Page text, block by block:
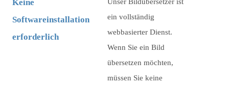
Keine
Softwareinstallation
erforderlich
ein vollständig
webbasierter Dienst.
Wenn Sie ein Bild
übersetzen möchten,
müssen Sie keine